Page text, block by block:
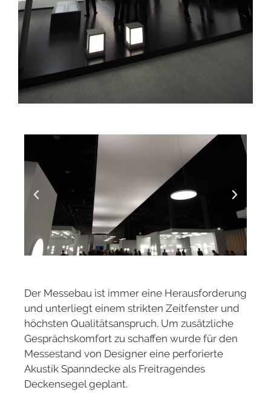
Der Messebau ist immer eine Herausforderung
und unterliegt einem strikten Zeitfenster und
höchsten Qualitätsanspruch. Um zusätzliche
Gesprächskomfort zu schaffen wurde für den
Messestand von Designer eine perforierte
Akustik Spanndecke als Freitragendes
Deckensegel geplant.